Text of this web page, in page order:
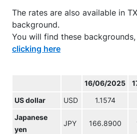
The rates are also available in
background.
You will find these
clicking here
16/06/2025
US dollar USD 1.1574
Japanese
yen
JPY 166.8900